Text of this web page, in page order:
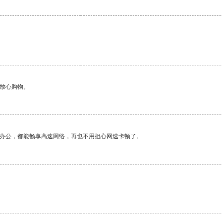
心购物。
，都能畅享高速网络，再也不用担心网速卡顿了。